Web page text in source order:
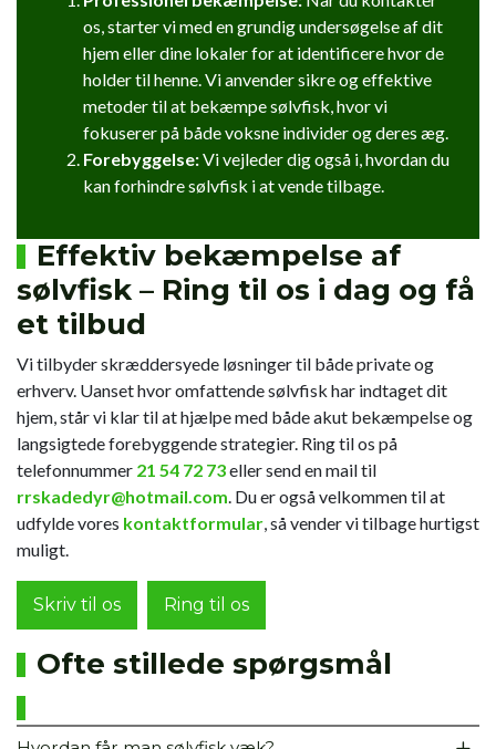
os, starter vi med en grundig undersøgelse af dit
hjem eller dine lokaler for at identificere hvor de
holder til henne. Vi anvender sikre og effektive
metoder til at bekæmpe sølvfisk, hvor vi
fokuserer på både voksne individer og deres æg.
Forebyggelse:Vi vejleder dig også i, hvordan du
kan forhindre sølvfisk i at vende tilbage.
Effektiv bekæmpelse af
sølvfisk – Ring til os i dag og få
et tilbud
Vi tilbyder skræddersyede løsninger til både private og
erhverv. Uanset hvor omfattende sølvfisk har indtaget dit
hjem, står vi klar til at hjælpe med både akut bekæmpelse og
langsigtede forebyggende strategier. Ring til os på
telefonnummer 21 54 72 73eller send en mail til
rrskadedyr@hotmail.com. Du er også velkommen til at
udfylde vores kontaktformular, så vender vi tilbage hurtigst
muligt.
Skriv til os Ring til os
Ofte stillede spørgsmål